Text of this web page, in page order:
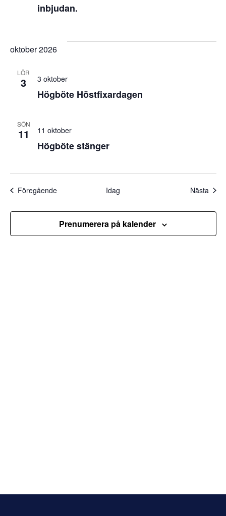
inbjudan.
oktober 2026
LÖR
3
Högböte Höstfixardagen
3 oktober
SÖN
11
Högböte stänger
11 oktober
FöregåendeEvenemang Idag Nästa
Prenumerera på kalender